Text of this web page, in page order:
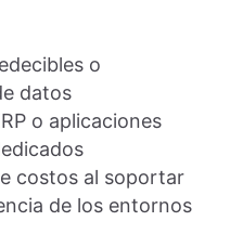
o
datos
o aplicaciones
costos al soportar
de los entornos